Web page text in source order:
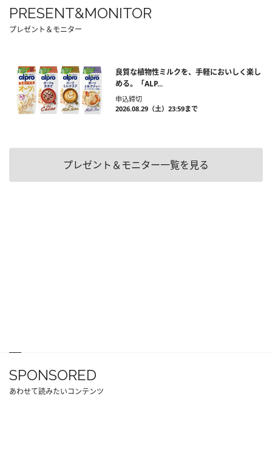
PRESENT&MONITOR
プレゼント＆モニター
良質な植物性ミルクを、手軽においしく楽し
める。「ALP...
申込締切
2026.08.29（土）23:59まで
プレゼント＆モニター一覧を見る
SPONSORED
あわせて読みたいコンテンツ